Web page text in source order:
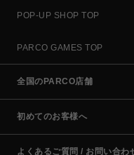
POP-UP SHOP TOP
PARCO GAMES TOP
全国のPARCO店舗
初めてのお客様へ
よくあるご質問 / お問い合わ